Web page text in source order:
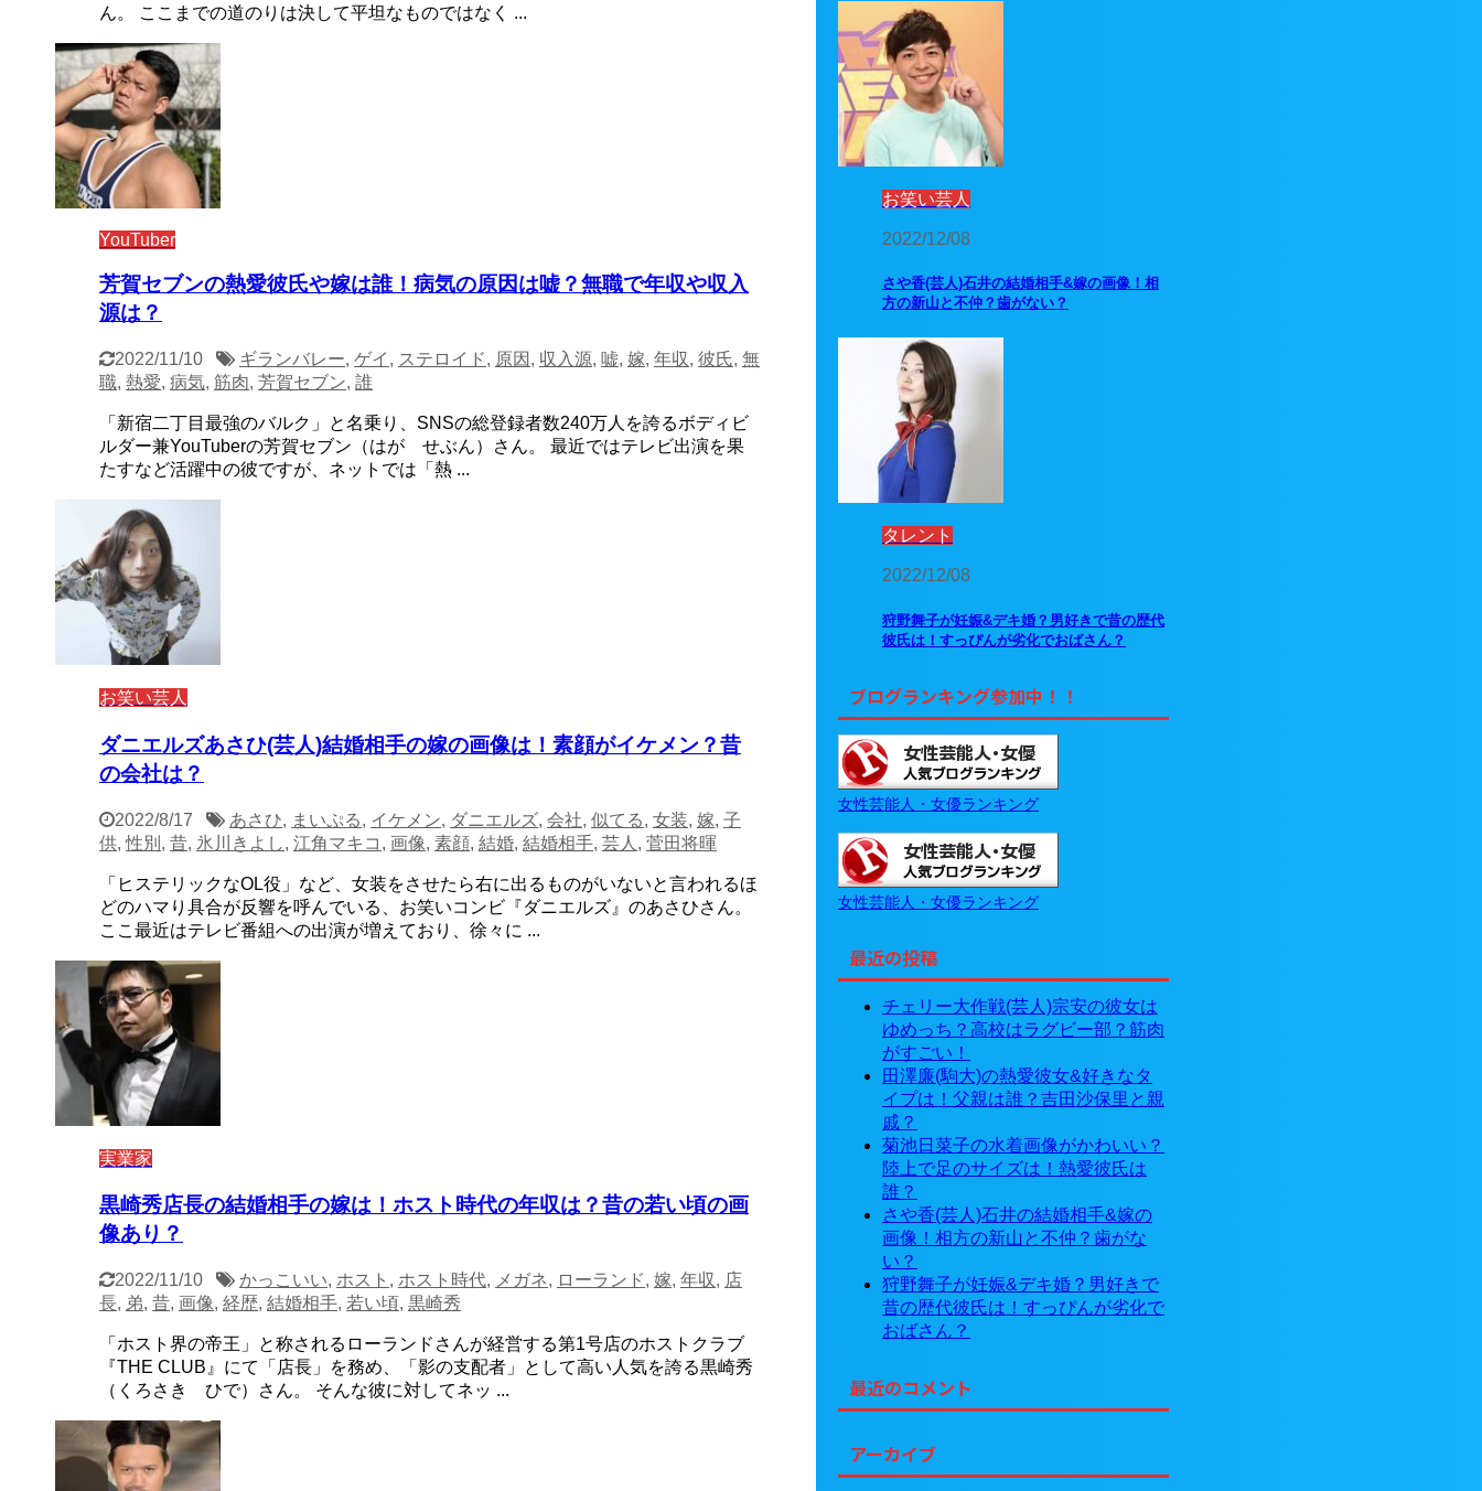
ん。 ここまでの道のりは決して平坦なものではなく ...
YouTuber
芳賀セブンの熱愛彼氏や嫁は誰！病気の原因は嘘？無職で年収や収入
源は？
2022/11/10 ギランバレー, ゲイ , ステロイド, 原因 , 収入源, 嘘, 嫁, 年収, 彼氏, 無
職, 熱愛, 病気, 筋肉, 芳賀セブン, 誰
「新宿二丁目最強のバルク」と名乗り、SNSの総登録者数240万人を誇るボディビ
ルダー兼YouTuberの芳賀セブン（はが せぶん）さん。 最近ではテレビ出演を果
たすなど活躍中の彼ですが、ネットでは「熱 ...
お笑い芸人
ダニエルズあさひ(芸人)結婚相手の嫁の画像は！素顔がイケメン？昔
の会社は？
2022/8/17 あさひ, まいぷる, イケメン, ダニエルズ, 会社, 似てる, 女装, 嫁, 子
供,性別 , 昔, 氷川きよし, 江角マキコ , 画像, 素顔, 結婚, 結婚相手, 芸人 , 菅田将暉
「ヒステリックなOL役」など、女装をさせたら右に出るものがいないと言われるほ
どのハマり具合が反響を呼んでいる、お笑いコンビ『ダニエルズ』のあさひさん。
ここ最近はテレビ番組への出演が増えており、徐々に ...
実業家
黒崎秀店長の結婚相手の嫁は！ホスト時代の年収は？昔の若い頃の画
像あり？
2022/11/10 かっこいい, ホスト , ホスト時代, メガネ, ローランド, 嫁, 年収, 店
長, 弟, 昔, 画像, 経歴, 結婚相手, 若い頃, 黒崎秀
「ホスト界の帝王」と称されるローランドさんが経営する第1号店のホストクラブ
『THE CLUB』にて「店長」を務め、「影の支配者」として高い人気を誇る黒崎秀
（くろさき ひで）さん。 そんな彼に対してネッ ...
お笑い芸人
2022/12/08
さや香(芸人)石井の結婚相手&嫁の画像！相
方の新山と不仲？歯がない？
タレント
2022/12/08
狩野舞子が妊娠&デキ婚？男好きで昔の歴代
彼氏は！すっぴんが劣化でおばさん？
ブログランキング参加中！！
女性芸能人・女優ランキング
女性芸能人・女優ランキング
最近の投稿
チェリー大作戦(芸人)宗安の彼女は
ゆめっち？高校はラグビー部？筋肉
がすごい！
田澤廉(駒大)の熱愛彼女&好きなタ
イプは！父親は誰？吉田沙保里と親
戚？
菊池日菜子の水着画像がかわいい？
陸上で足のサイズは！熱愛彼氏は
誰？
さや香(芸人)石井の結婚相手&嫁の
画像！相方の新山と不仲？歯がな
い？
狩野舞子が妊娠&デキ婚？男好きで
昔の歴代彼氏は！すっぴんが劣化で
おばさん？
最近のコメント
アーカイブ